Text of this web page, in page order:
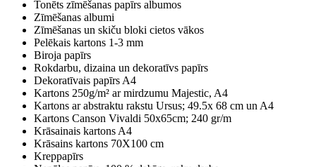
Tonēts zīmēšanas papīrs albumos
Zīmēšanas albumi
Zīmēšanas un skiču bloki cietos vākos
Pelēkais kartons 1-3 mm
Biroja papīrs
Rokdarbu, dizaina un dekoratīvs papīrs
Dekoratīvais papīrs A4
Kartons 250g/m² ar mirdzumu Majestic, A4
Kartons ar abstraktu rakstu Ursus; 49.5x 68 cm un A4
Kartons Canson Vivaldi 50x65cm; 240 gr/m
Krāsainais kartons A4
Krāsains kartons 70X100 cm
Kreppapīrs